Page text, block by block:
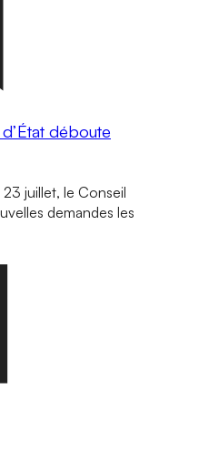
déboute
juillet, le Conseil
demandes les